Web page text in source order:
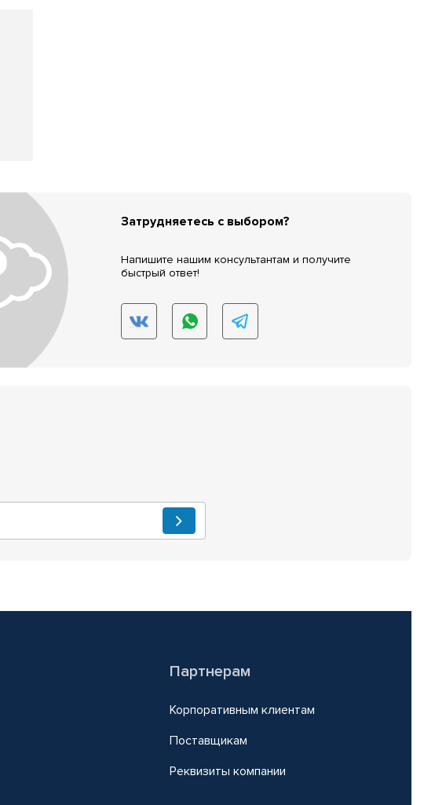
Затрудняетесь с выбором?
Напишите нашим консультантам и получите
быстрый ответ!
Партнерам
Корпоративным клиентам
Поставщикам
Реквизиты компании